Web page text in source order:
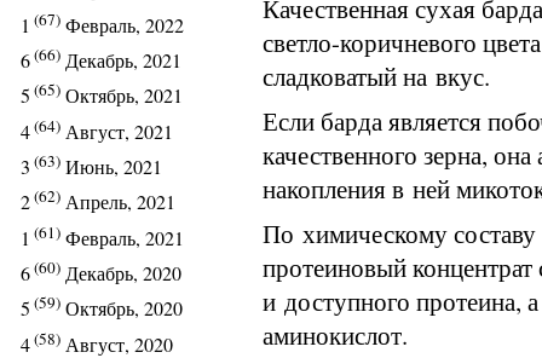
1 (67) Февраль, 2022
6(66) Декабрь, 2021
5 (65) Октябрь, 2021
4(64) Август, 2021
3 (63) Июнь, 2021
2(62) Апрель, 2021
1 (61) Февраль, 2021
6(60) Декабрь, 2020
5 (59) Октябрь, 2020
4(58) Август, 2020
Качественная сухая
светло-коричневого
сладковатый на вкус.
Если барда является
качественного зерна,
накопления в ней
По химическому составу
протеиновый
и доступного протеина,
аминокислот.